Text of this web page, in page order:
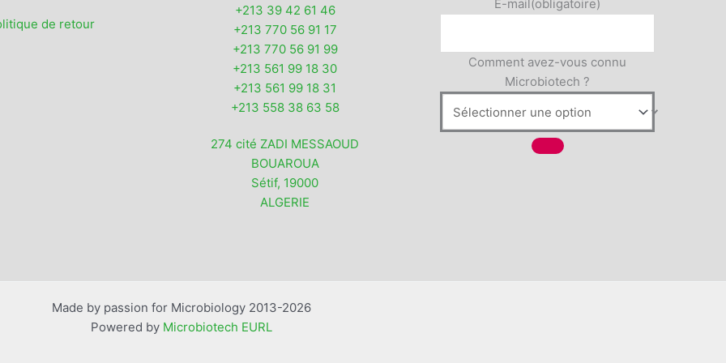
de retour
+213 39 42 61 46
+213 770 56 91 17
+213 770 56 91 99
+213 561 99 18 30
+213 561 99 18 31
+213 558 38 63 58
274 cité ZADI MESSAOUD
BOUAROUA
Sétif, 19000
ALGERIE
E-mail (obligatoire)
Comment avez-vous connu
Microbiotech ?
Made by passion for Microbiology 2013-2026
Powered by Microbiotech EURL